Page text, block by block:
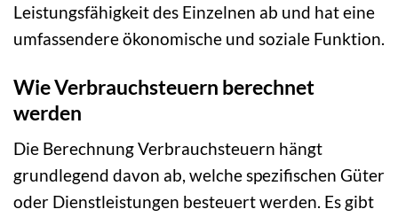
Leistungsfähigkeit des Einzelnen ab und hat eine
umfassendere ökonomische und soziale Funktion.
Wie Verbrauchsteuern berechnet
werden
Die Berechnung Verbrauchsteuern hängt
grundlegend davon ab, welche spezifischen Güter
oder Dienstleistungen besteuert werden. Es gibt